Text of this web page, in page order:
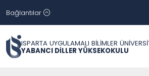
Bağlantılar
ISPARTA UYGULAMALI BİLİMLER
YABANCI DİLLER YÜKSEKOKULU